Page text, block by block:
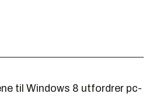
til Windows 8 utfordrer pc-